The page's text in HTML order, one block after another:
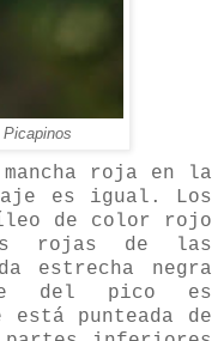
roja en la
es igual. Los
de color rojo
rojas de las
estrecha negra
del pico es
está punteada de